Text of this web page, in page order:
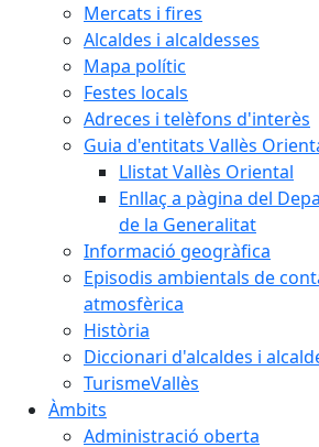
Mercats i fires
Alcaldes i alcaldesses
Mapa polític
Festes locals
Adreces i telèfons d'interès
Guia d'entitats Vallès
Llistat Vallès Oriental
Enllaç a pàgina del
de la Generalitat
Informació geogràfica
Episodis ambientals de
atmosfèrica
Història
Diccionari d'alcaldes i
TurismeVallès
Àmbits
Administració oberta